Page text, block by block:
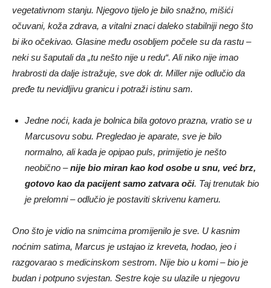
vegetativnom stanju. Njegovo tijelo je bilo snažno, mišići
očuvani, koža zdrava, a vitalni znaci daleko stabilniji nego što
bi iko očekivao. Glasine među osobljem počele su da rastu –
neki su šaputali da „tu nešto nije u redu“. Ali niko nije imao
hrabrosti da dalje istražuje, sve dok dr. Miller nije odlučio da
pređe tu nevidljivu granicu i potraži istinu sam.
Jedne noći, kada je bolnica bila gotovo prazna, vratio se u
Marcusovu sobu. Pregledao je aparate, sve je bilo
normalno, ali kada je opipao puls, primijetio je nešto
neobično –nije bio miran kao kod osobe u snu, već brz,
gotovo kao da pacijent samo zatvara oči. Taj trenutak bio
je prelomni – odlučio je postaviti skrivenu kameru.
Ono što je vidio na snimcima promijenilo je sve. U kasnim
noćnim satima, Marcus je ustajao iz kreveta, hodao, jeo i
razgovarao s medicinskom sestrom. Nije bio u komi – bio je
budan i potpuno svjestan. Sestre koje su ulazile u njegovu